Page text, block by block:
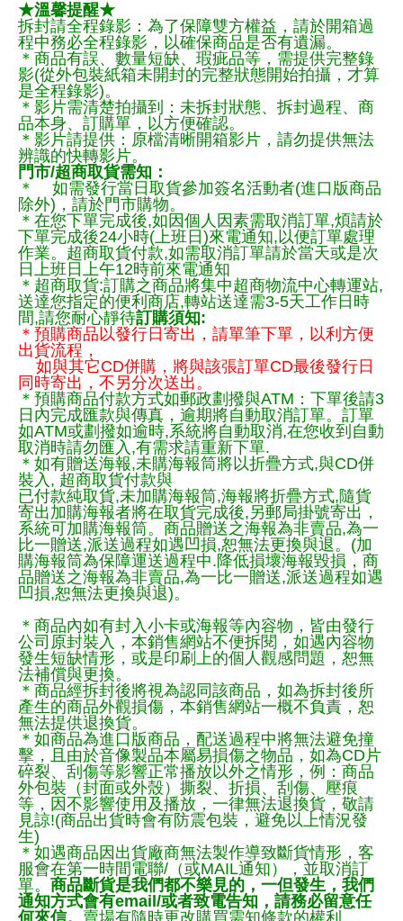
★溫馨提醒★
拆封請全程錄影：為了保障雙方權益，請於開箱過
程中務必全程錄影，以確保商品是否有遺漏。
＊商品有誤、數量短缺、瑕疵品等，需提供完整錄
影(從外包裝紙箱未開封的完整狀態開始拍攝，才算
是全程錄影)。
＊影片需清楚拍攝到：未拆封狀態、拆封過程、商
品本身、訂購單，以方便確認。
＊影片請提供：原檔清晰開箱影片，請勿提供無法
辨識的快轉影片。
門市/超商取貨需知：
＊ 如需發行當日取貨參加簽名活動者(進口版商品
除外)，請於門市購物。
＊在您下單完成後,如因個人因素需取消訂單,煩請於
下單完成後24小時(上班日)來電通知,以便訂單處理
作業。超商取貨付款,如需取消訂單請於當天或是次
日上班日上午12時前來電通知
＊超商取貨:訂購之商品將集中超商物流中心轉運站,
送達您指定的便利商店,轉站送達需3-5天工作日時
間,請您耐心靜待訂購須知:
＊預購商品以發行日寄出，請單筆下單，以利方便
出貨流程，
如與其它CD併購，將與該張訂單CD最後發行日
同時寄出，不另分次送出。
＊預購商品付款方式如郵政劃撥與ATM：下單後請3
日內完成匯款與傳真，逾期將自動取消訂單。訂單
如ATM或劃撥如逾時,系統將自動取消,在您收到自動
取消時請勿匯入,有需求請重新下單.
＊如有贈送海報,未購海報筒將以折疊方式,與CD併
裝入, 超商取貨付款與
已付款純取貨,未加購海報筒,海報將折疊方式,隨貨
寄出加購海報者將在取貨完成後,另郵局掛號寄出，
系統可加購海報筒。商品贈送之海報為非賣品,為一
比一贈送,派送過程如遇凹損,恕無法更換與退。(加
購海報筒為保障運送過程中.降低損壞海報毀損，商
品贈送之海報為非賣品,為一比一贈送,派送過程如遇
凹損,恕無法更換與退)。
＊商品內如有封入小卡或海報等內容物，皆由發行
公司原封裝入，本銷售網站不便拆閱，如遇內容物
發生短缺情形，或是印刷上的個人觀感問題，恕無
法補償與更換。
＊商品經拆封後將視為認同該商品，如為拆封後所
產生的商品外觀損傷，本銷售網站一概不負責，恕
無法提供退換貨。
＊如商品為進口版商品，配送過程中將無法避免撞
擊，且由於音像製品本屬易損傷之物品，如為CD片
碎裂、刮傷等影響正常播放以外之情形，例：商品
外包裝（封面或外殼）撕裂、折損、刮傷、壓痕
等，因不影響使用及播放，一律無法退換貨，敬請
見諒!(商品出貨時會有防震包裝，避免以上情況發
生)
＊如遇商品因出貨廠商無法製作導致斷貨情形，客
服會在第一時間電聯/（或MAIL通知），並取消訂
單。 商品斷貨是我們都不樂見的，一但發生，我們
通知方式會有email/或者致電告知，請務必留意任